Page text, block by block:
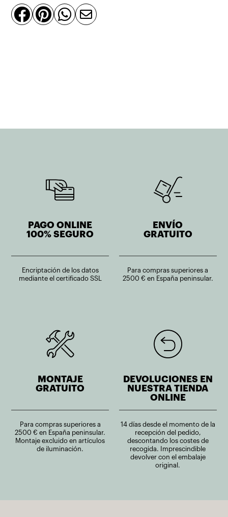
derecha/izquierda
cantidad
   
PAGO ONLINE
100% SEGURO
Encriptación de los datos
mediante el certificado SSL
ENVÍO
GRATUITO
Para compras superiores a
2500 € en España peninsular.
MONTAJE
GRATUITO
Para compras superiores a
2500 € en España peninsular.
Montaje excluido en artículos
de iluminación.
DEVOLUCIONES EN
NUESTRA TIENDA
ONLINE
14 días desde el momento de la
recepción del pedido,
descontando los costes de
recogida. Imprescindible
devolver con el embalaje
original.